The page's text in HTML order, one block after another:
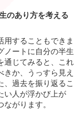
のあり方を考える
用することもできま
ノートに自分の半生
通じてみると、これ
か、うっすら見え
、過去を振り返るこ
い人が浮かび上が
がります。